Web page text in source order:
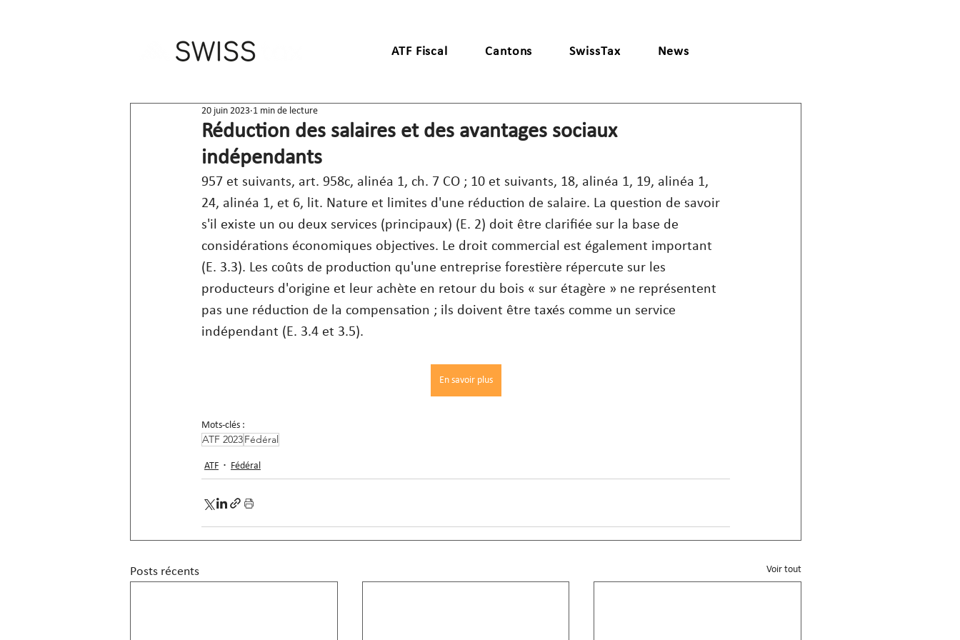
ATF Fiscal Cantons SwissTax News
Réduction des salaires et des avantages sociaux
indépendants
20 juin 2023 1 min de lecture
957 et suivants, art. 958c, alinéa 1, ch. 7 CO ; 10 et suivants, 18, alinéa 1, 19, alinéa 1,
24, alinéa 1, et 6, lit. Nature et limites d'une réduction de salaire. La question de savoir
s'il existe un ou deux services (principaux) (E. 2) doit être clarifiée sur la base de
considérations économiques objectives. Le droit commercial est également important
(E. 3.3). Les coûts de production qu'une entreprise forestière répercute sur les
producteurs d'origine et leur achète en retour du bois « sur étagère » ne représentent
pas une réduction de la compensation ; ils doivent être taxés comme un service
indépendant (E. 3.4 et 3.5).
En savoir plus
Mots-clés :
ATF 2023Fédéral
ATF Fédéral
Posts récents Voir tout